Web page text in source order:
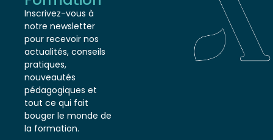
Formation
Inscrivez-vous à
notre newsletter
pour recevoir nos
actualités, conseils
pratiques,
nouveautés
pédagogiques et
tout ce qui fait
bouger le monde de
la formation.